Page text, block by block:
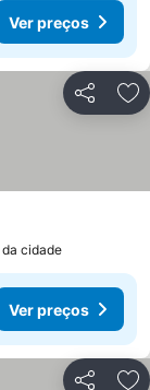
Ver preços
Partilhar
cidade
Ver preços